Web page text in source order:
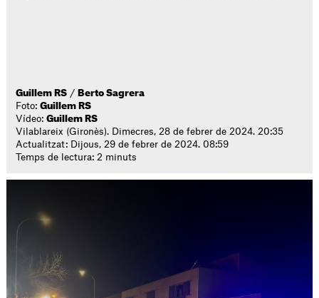
Guillem RS / Berto Sagrera
Foto:Guillem RS
Vídeo:Guillem RS
Vilablareix (Gironès). Dimecres, 28 de febrer de 2024. 20:35
Actualitzat: Dijous, 29 de febrer de 2024. 08:59
Temps de lectura: 2 minuts